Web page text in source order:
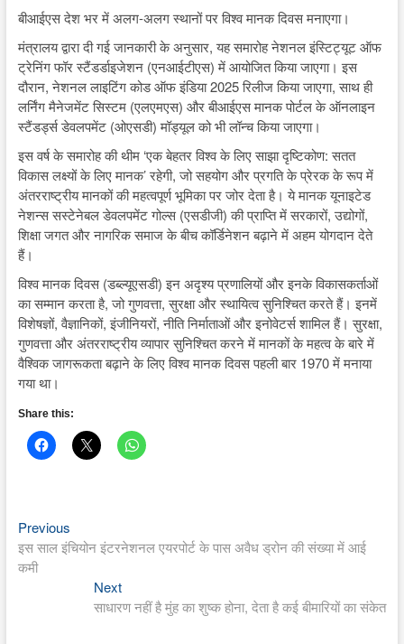
बीआईएस देश भर में अलग-अलग स्थानों पर विश्व मानक दिवस मनाएगा।
मंत्रालय द्वारा दी गई जानकारी के अनुसार, यह समारोह नेशनल इंस्टिट्यूट ऑफ
ट्रेनिंग फॉर स्टैंडर्डाइजेशन (एनआईटीएस) में आयोजित किया जाएगा। इस
दौरान, नेशनल लाइटिंग कोड ऑफ इंडिया 2025 रिलीज किया जाएगा, साथ ही
लर्निंग मैनेजमेंट सिस्टम (एलएमएस) और बीआईएस मानक पोर्टल के ऑनलाइन
स्टैंडर्ड्स डेवलपमेंट (ओएसडी) मॉड्यूल को भी लॉन्च किया जाएगा।
इस वर्ष के समारोह की थीम ‘एक बेहतर विश्व के लिए साझा दृष्टिकोण: सतत
विकास लक्ष्यों के लिए मानक’ रहेगी, जो सहयोग और प्रगति के प्रेरक के रूप में
अंतरराष्ट्रीय मानकों की महत्वपूर्ण भूमिका पर जोर देता है। ये मानक यूनाइटेड
नेशन्स सस्टेनेबल डेवलपमेंट गोल्स (एसडीजी) की प्राप्ति में सरकारों, उद्योगों,
शिक्षा जगत और नागरिक समाज के बीच कॉर्डिनेशन बढ़ाने में अहम योगदान देते
हैं।
विश्व मानक दिवस (डब्ल्यूएसडी) इन अदृश्य प्रणालियों और इनके विकासकर्ताओं
का सम्मान करता है, जो गुणवत्ता, सुरक्षा और स्थायित्व सुनिश्चित करते हैं। इनमें
विशेषज्ञों, वैज्ञानिकों, इंजीनियरों, नीति निर्माताओं और इनोवेटर्स शामिल हैं। सुरक्षा,
गुणवत्ता और अंतरराष्ट्रीय व्यापार सुनिश्चित करने में मानकों के महत्व के बारे में
वैश्विक जागरूकता बढ़ाने के लिए विश्व मानक दिवस पहली बार 1970 में मनाया
गया था।
Share this:
Post
navigation
PreviousPrevious
post:
इस साल इंचियोन इंटरनेशनल एयरपोर्ट के पास अवैध ड्रोन की संख्या में आई
कमी
NextNext
post:
साधारण नहीं है मुंह का शुष्क होना, देता है कई बीमारियों का संकेत